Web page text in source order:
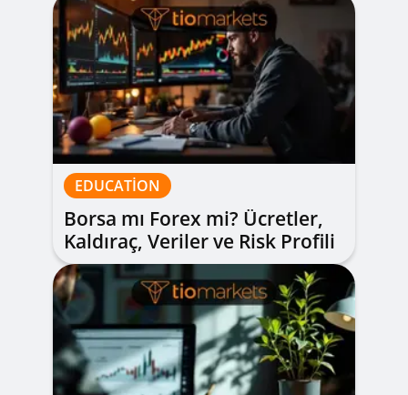
EDUCATION
Borsa mı Forex mi? Ücretler,
Kaldıraç, Veriler ve Risk Profili
Karşılaştırması